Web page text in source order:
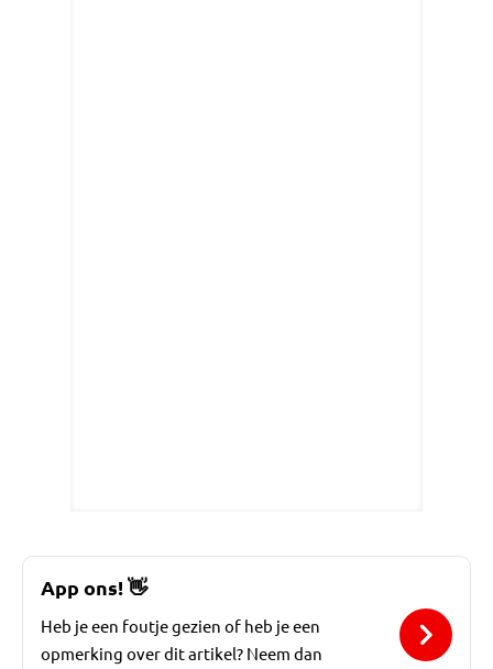
App ons!👋
Heb je een foutje gezien of heb je een
opmerking over dit artikel? Neem dan